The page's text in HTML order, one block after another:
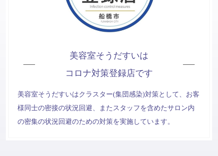
美容室そうだすいは
コロナ対策登録店です
美容室そうだすいはクラスター(集団感染)対策として、お客
様同士の密接の状況回避、またスタッフを含めたサロン内
の密集の状況回避のための対策を実施しています。